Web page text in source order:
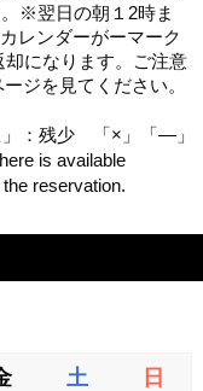
※翌日の朝１2時ま
レンダーがーマーク
になります。ご注意
ジを見てください。
：残少 「×」「―」
is available
reservation.
土 日